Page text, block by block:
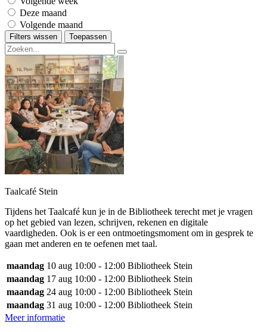
Deze maand
Volgende maand
Filters wissen Toepassen
Taalcafé Stein
Tijdens het Taalcafé kun je in de Bibliotheek terecht met je vragen
op het gebied van lezen, schrijven, rekenen en digitale
vaardigheden. Ook is er een ontmoetingsmoment om in gesprek te
gaan met anderen en te oefenen met taal.
maandag 10 aug 10:00 - 12:00 Bibliotheek Stein
maandag 17 aug 10:00 - 12:00 Bibliotheek Stein
maandag 24 aug 10:00 - 12:00 Bibliotheek Stein
maandag 31 aug 10:00 - 12:00 Bibliotheek Stein
Meer informatie